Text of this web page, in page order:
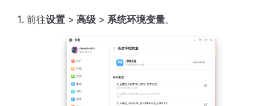
前往设置 > 高级 > 系统环境变量。